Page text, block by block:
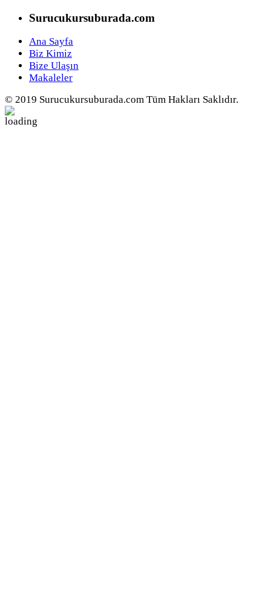
Surucukursuburada.com
Ana Sayfa
Biz Kimiz
Bize Ulaşın
Makaleler
© 2019 Surucukursuburada.com Tüm Hakları Saklıdır.